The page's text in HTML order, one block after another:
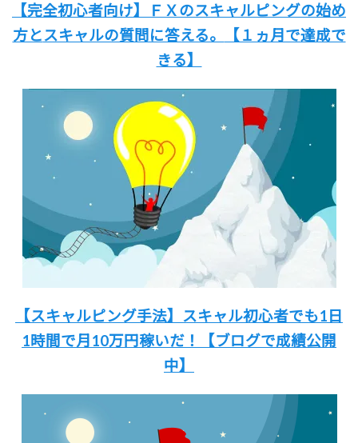
【完全初心者向け】
ＦＸのスキャルピングの始め
方とスキャルの質問に答える。
【１ヵ月で達成で
きる】
【スキャルピング手法】 スキャル初心者でも1日
1時間で月10万円稼いだ！
【ブログで成績公開
中】